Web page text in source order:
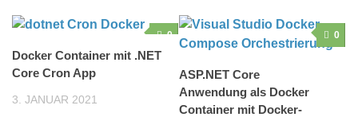
0
Docker Container mit .NET
Core Cron App
3. JANUAR 2021
0
ASP.NET Core
Anwendung als Docker
Container mit Docker-